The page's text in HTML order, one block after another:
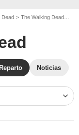
Dead The Walking Dead T10
Reparto Noticias